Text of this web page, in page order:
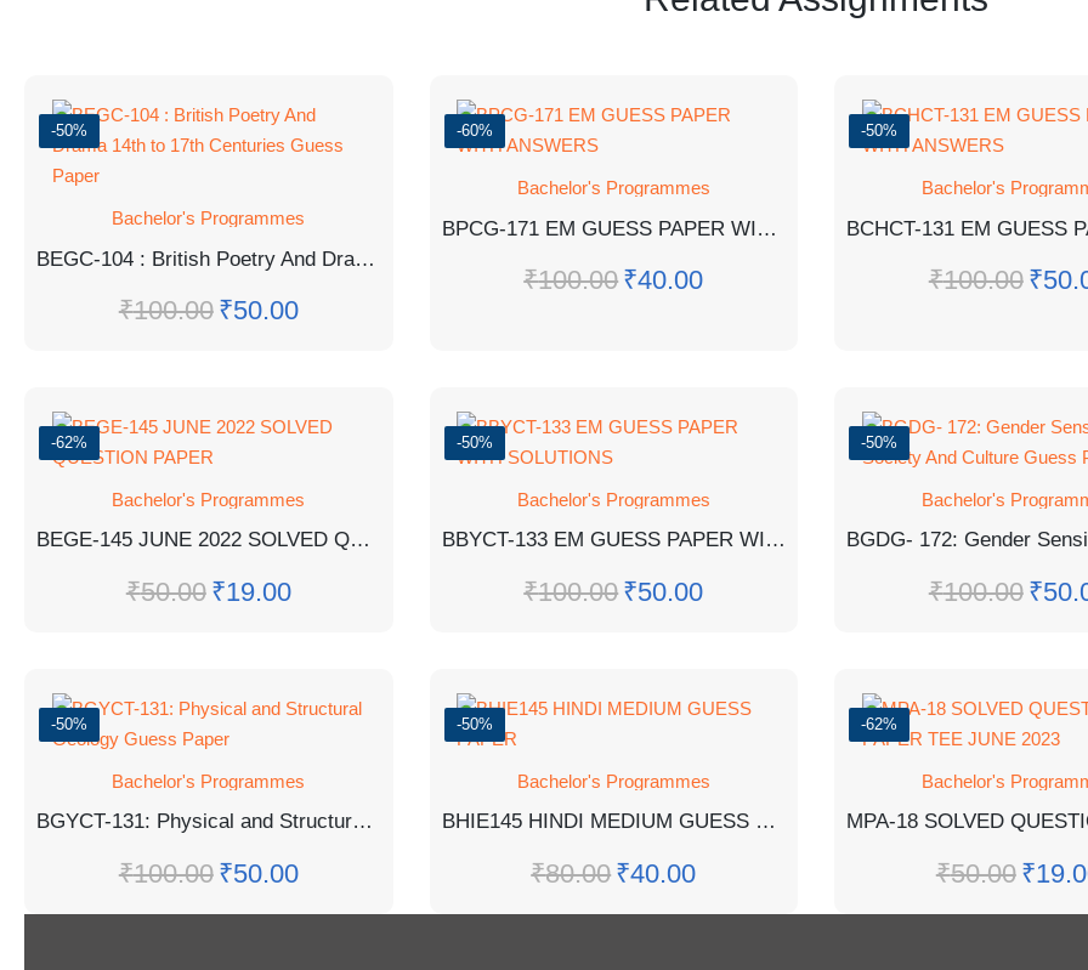
-50%
Bachelor's Programmes
₹100.00 ₹50.00
-60%
Bachelor's Programmes
₹100.00 ₹40.00
-50%
Bachelor's
₹100.00 ₹
-62%
Bachelor's Programmes
BEGE-145 JUNE 2022 SOLVED QUESTION PAPER
₹50.00 ₹19.00
-50%
Bachelor's Programmes
BBYCT-133 EM GUESS PAPER WITH SOLUTIONS
₹100.00 ₹50.00
-50%
Bachelor's
₹100.00 ₹
-50%
Bachelor's Programmes
BGYCT-131: Physical and Structural Geology Guess Paper
₹100.00 ₹50.00
-50%
Bachelor's Programmes
BHIE145 HINDI MEDIUM GUESS PAPER
₹80.00 ₹40.00
-62%
Bachelor's
₹50.00 ₹